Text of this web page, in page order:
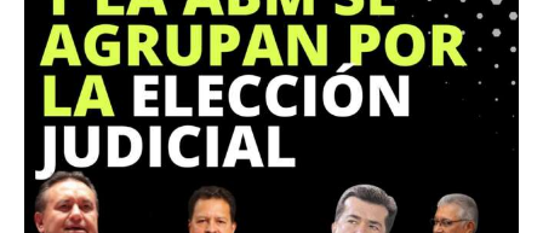
Podcast
Especiales